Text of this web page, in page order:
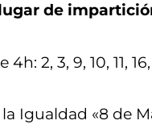
de
4h: 2, 3, 9, 10, 11,
Igualdad «8 de